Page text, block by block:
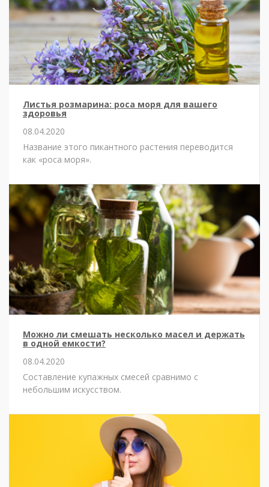
Листья розмарина: роса моря для вашего
здоровья
08.04.2020
Название этого пикантного растения переводится
как «роса моря».
Можно ли смешать несколько масел и держать
в одной емкости?
08.04.2020
Составление купажных смесей сравнимо с
небольшим искусством.